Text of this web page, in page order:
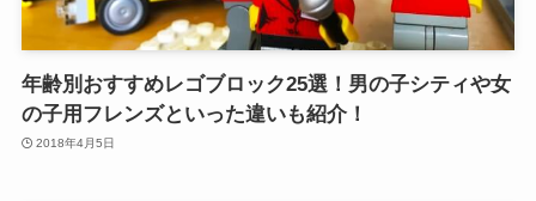
年齢別おすすめレゴブロック25選！男の子シティや女
の子用フレンズといった違いも紹介！
2018年4月5日